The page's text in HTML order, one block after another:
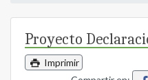
Proyecto
Imprimir